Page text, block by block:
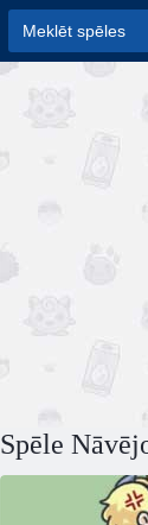
Spēle